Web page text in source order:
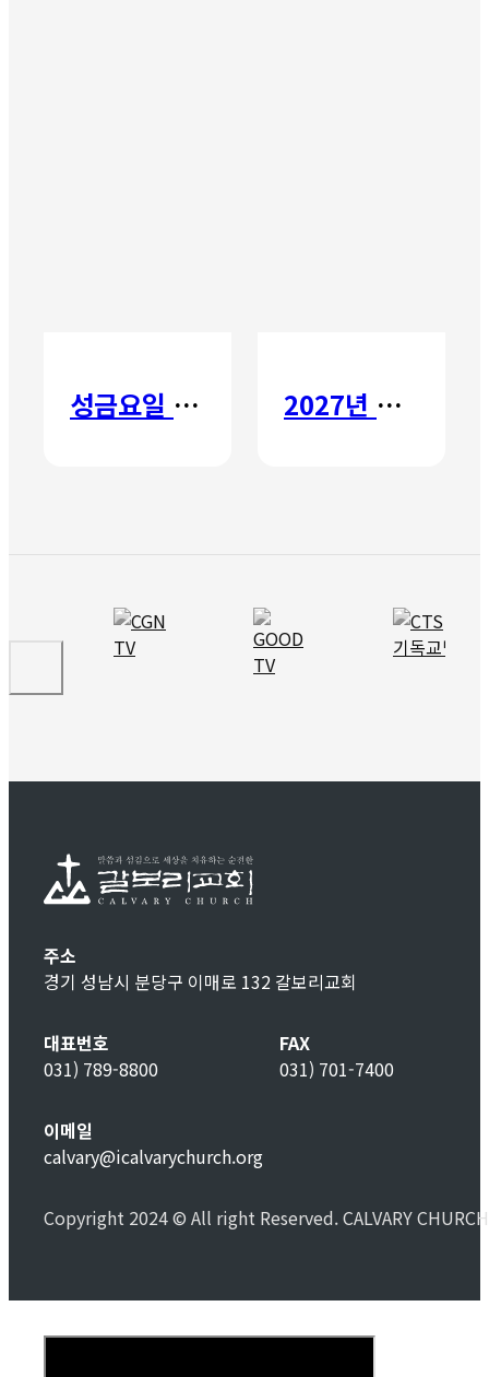
성금요일 칸타타 2027년 갈보리 어학원 유치부 신입생 모집
주소
경기 성남시 분당구 이매로 132 갈보리교회
대표번호
031) 789-8800
FAX
031) 701-7400
이메일
calvary@icalvarychurch.org
Copyright 2024 © All right Reserved. CALVARY CHURCH